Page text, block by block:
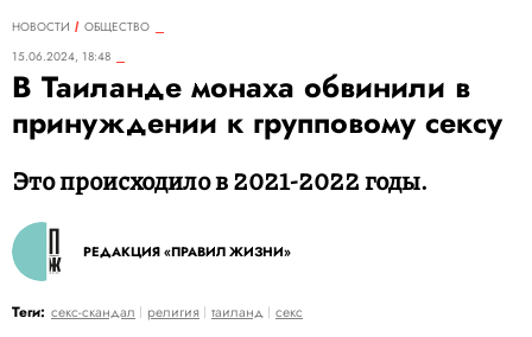
НОВОСТИ
ОБЩЕСТВО
15.06.2024, 18:48
В Таиланде монаха обвинили в
принуждении к групповому сексу
Это происходило в 2021-2022 годы.
РЕДАКЦИЯ «ПРАВИЛ ЖИЗНИ»
Теги: секс-скандал религия таиланд секс